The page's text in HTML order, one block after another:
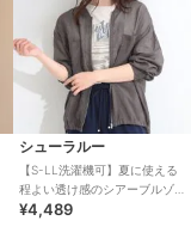
シューラルー
【S-LL洗濯機可】夏に使える
程よい透け感のシアーブルゾ
ン
¥4,489